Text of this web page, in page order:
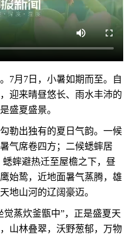
月7日，小暑如期而至。自
迎来晴昼悠长、雨水丰沛的
盛夏盛景。
出独有的夏日气韵。一候
气席卷四方；二候蟋蟀居
蟋蟀避热迁至屋檐之下，昼
始鸷，近地面暑气蒸腾，雄
地山河的辽阔豪迈。
蒸炊釜甑中”，正是盛夏天
山林叠翠，沃野葱郁，万物